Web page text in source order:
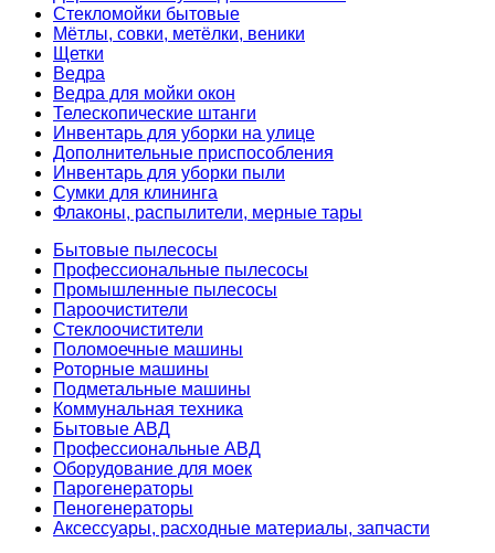
Стекломойки бытовые
Мётлы, совки, метёлки, веники
Щетки
Ведра
Ведра для мойки окон
Телескопические штанги
Инвентарь для уборки на улице
Дополнительные приспособления
Инвентарь для уборки пыли
Сумки для клининга
Флаконы, распылители, мерные тары
Бытовые пылесосы
Профессиональные пылесосы
Промышленные пылесосы
Пароочистители
Стеклоочистители
Поломоечные машины
Роторные машины
Подметальные машины
Коммунальная техника
Бытовые АВД
Профессиональные АВД
Оборудование для моек
Парогенераторы
Пеногенераторы
Аксессуары, расходные материалы, запчасти